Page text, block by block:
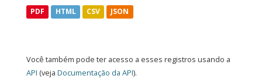
PDF HTML CSV JSON
Você também pode ter acesso a esses registros usando a
API (veja Documentação da API).